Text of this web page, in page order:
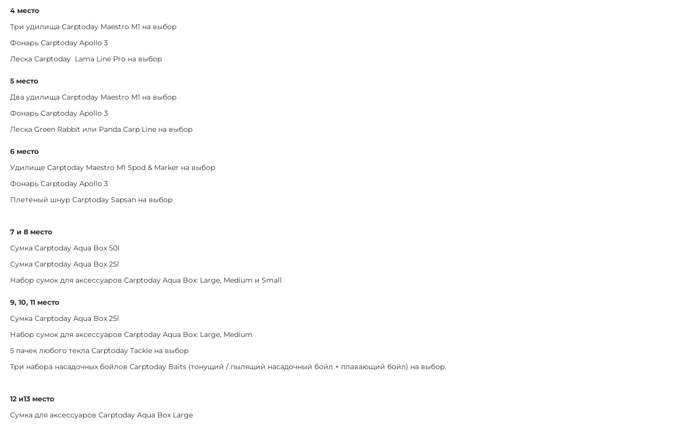
4 место
Три удилища Carptoday Maestro M1 на выбор
Фонарь Carptoday Apollo 3
Леска Carptoday Lama Line Pro на выбор
5 место
Два удилища Carptoday Maestro M1 на выбор
Фонарь Carptoday Apollo 3
Леска Green Rabbit или Panda Carp Line на выбор
6 место
Удилище Carptoday Maestro M1 Spod & Marker на выбор
Фонарь Carptoday Apollo 3
Плетеный шнур Carptoday Sapsan на выбор
7 и 8 место
Сумка Carptoday Aqua Box 50l
Сумка Carptoday Aqua Box 25l
Набор сумок для аксессуаров Carptoday Aqua Box: Large, Medium и Small
9, 10, 11 место
Сумка Carptoday Aqua Box 25l
Набор сумок для аксессуаров Carptoday Aqua Box: Large, Medium
5 пачек любого текла Carptoday Tackle на выбор
Три набора насадочных бойлов Carptoday Baits (тонущий / пылящий насадочный бойл + плавающий бойл) на выбор.
12 и13 место
Сумка для аксессуаров Carptoday Aqua Box Large